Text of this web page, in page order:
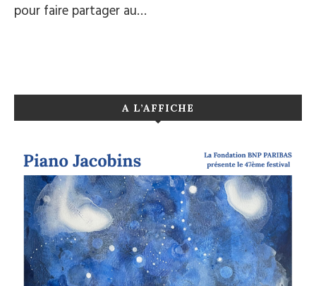
pour faire partager au…
A L’AFFICHE